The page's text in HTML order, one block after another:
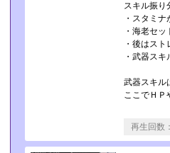
スキル振り
・スタミ
・海老セ
・後はス
・武器ス
武器スキル
ここでＨＰ
再生回